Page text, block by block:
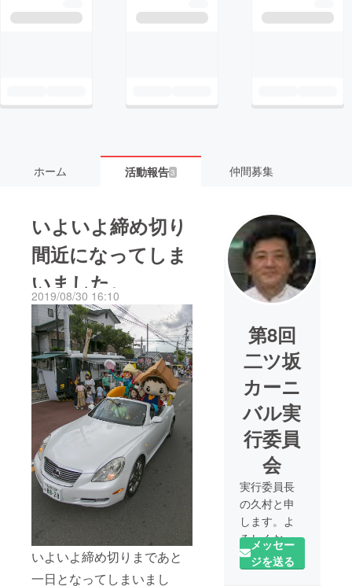
ホーム 活動報告3 仲間募集
いよいよ締め切り
間近になってしま
いました。
2019/08/30 16:10
いよいよ締め切りまであと
一日となってしまいまし
第8回
二ツ坂
カーニ
バル実
行委員
会
実行委員長
の久村と申
します。よ
ろしくお願
いいたしま
す。
メッセー
ジを送る